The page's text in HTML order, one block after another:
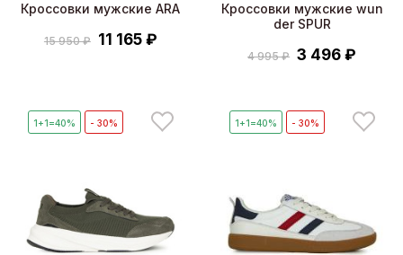
Кроссовки мужские ARA
15 950 ₽ 11 165 ₽
Кроссовки мужские wun
der SPUR
4 995 ₽ 3 496 ₽
1+1=40% - 30% 1+1=40% - 30%